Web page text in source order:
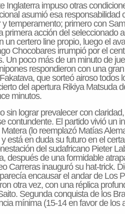
Inglaterra impuso otras
asumió esa responsabilidad
temperamento; primero con
primera acción del seleccionado
un certero line propio, luego el
Chocobares irrumpió por el
Un poco más de un minuto de
respondieron con una
que sorteó airoso todos
del apertura Rikiya Matsuda
minutos.
sin lograr prevalecer con
contundente. El partido vivió un
(lo reemplazó Matías
está en duda su futuro en el
del sudafricano Pieter
después de una formidable
Carreras inauguró su hat-trick.
encausar el andar de Los
otra vez, con una réplica
Segunda conquista de los
mínima (15-14 en favor de los